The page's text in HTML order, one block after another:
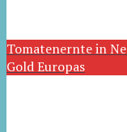
Tomatenernte in
Gold Europas